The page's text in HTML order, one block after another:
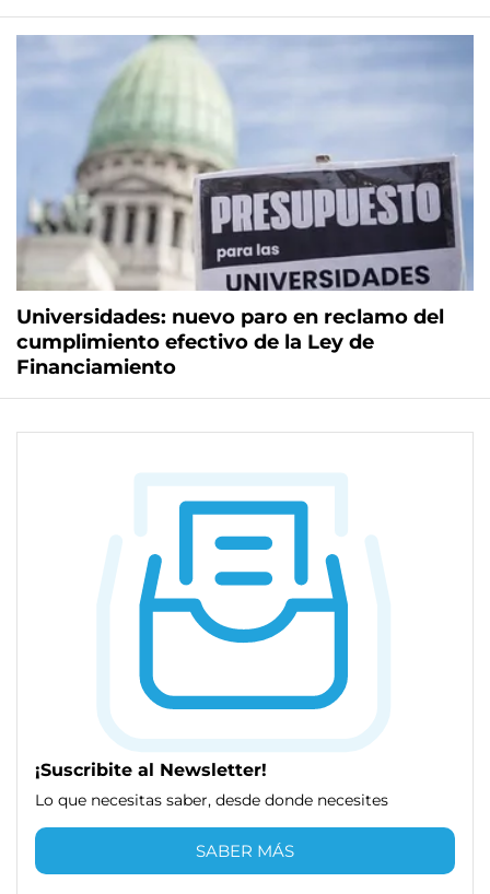
Universidades: nuevo paro en reclamo del
cumplimiento efectivo de la Ley de
Financiamiento
¡Suscribite al Newsletter!
Lo que necesitas saber, desde donde necesites
SABER MÁS